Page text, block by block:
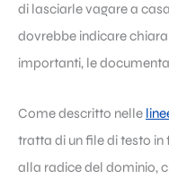
di lasciarle vagare a
dovrebbe indicare
importanti, le
Come descritto nelle
tratta di un file di testo
alla radice del dominio,